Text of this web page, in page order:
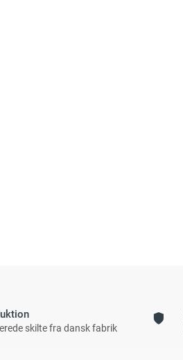
skilte fra dansk fabrik